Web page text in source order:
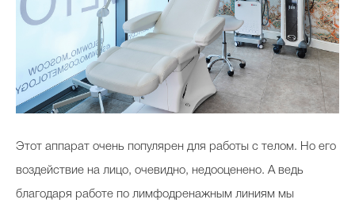
Этот аппарат очень популярен для работы с телом. Но его
воздействие на лицо, очевидно, недооценено. А ведь
благодаря работе по лимфодренажным линиям мы